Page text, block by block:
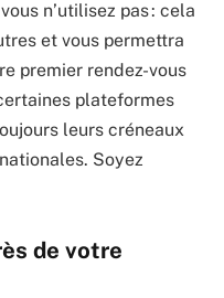
n’utilisez pas : cela
et vous permettra
premier rendez-vous
plateformes
leurs créneaux
Soyez
de votre